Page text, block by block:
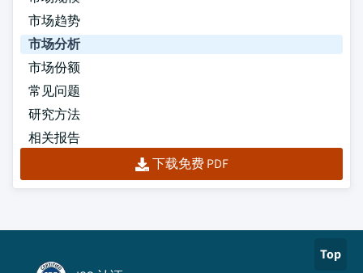
市场趋势
市场分析
市场份额
常见问题
研究方法
相关报告
下载免费 PDF
Top